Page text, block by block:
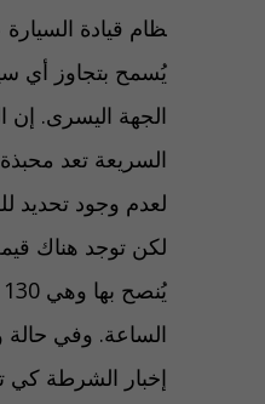
ظام قيادة
يُسمح بتجاوز أي
الجهة اليسرى. إن
السريعة تعد
لعدم وجود تحديد
لكن توجد هناك
الساعة. وفي
إخبار الشرطة كي